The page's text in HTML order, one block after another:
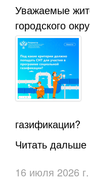
Уважаемые
городского
газификации?
Читать
16 июля 2026 г.